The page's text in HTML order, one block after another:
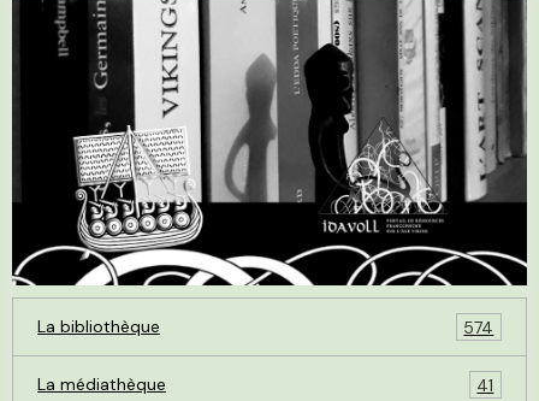
La bibliothèque 574
La médiathèque 41